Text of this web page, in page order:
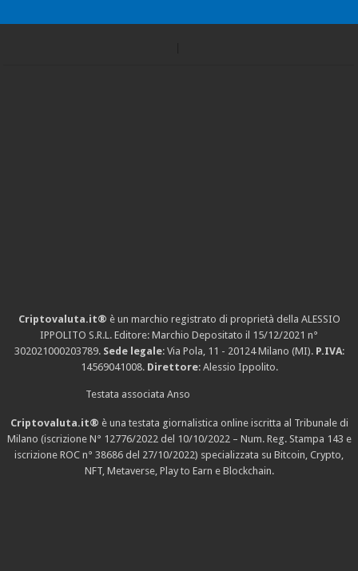
Criptovaluta.it® è un marchio registrato di proprietà della ALESSIO
IPPOLITO S.R.L. Editore: Marchio Depositato il 15/12/2021 n°
302021000203789. Sede legale: Via Pola, 11 - 20124 Milano (MI). P.IVA:
14569041008. Direttore: Alessio Ippolito.
Testata associata Anso
Criptovaluta.it® è una testata giornalistica online iscritta al Tribunale di
Milano (iscrizione N° 12776/2022 del 10/10/2022 – Num. Reg. Stampa 143 e
iscrizione ROC n° 38686 del 27/10/2022) specializzata su Bitcoin, Crypto,
NFT, Metaverse, Play to Earn e Blockchain.